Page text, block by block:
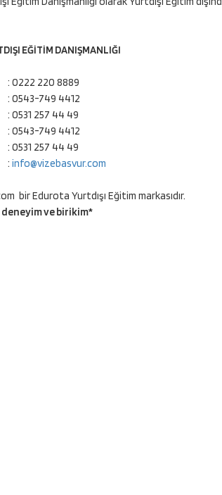
EĞİTİM DANIŞMANLIĞI
: 0222 220 8889
: 0543-749 4412
: 0531 257 44 49
: 0543-749 4412
: 0531 257 44 49
: info@vizebasvur.com
bir Edurota Yurtdışı Eğitim markasıdır.
deneyim ve birikim*